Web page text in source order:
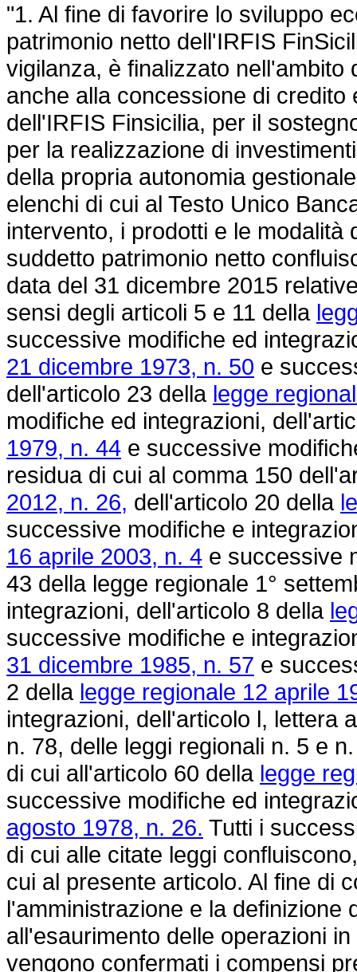
"1. Al fine di favorire lo sviluppo
patrimonio netto dell'IRFIS
vigilanza, è finalizzato
anche alla concessione di
dell'IRFIS Finsicilia, per il
per la realizzazione di
della propria autonomia
elenchi di cui al Testo Unico
intervento, i prodotti e le
suddetto patrimonio netto
data del 31 dicembre 2015
sensi degli articoli 5 e 11 della
successive modifiche ed
21 dicembre 1973, n. 50 e
dell'articolo 23 della legge
modifiche ed integrazioni,
1979, n. 44 e successive
residua di cui al comma 150
2012, n. 26, dell'articolo 20 della
successive modifiche e
16 aprile 2003, n. 4 e successive
43 della legge regionale 1°
integrazioni, dell'articolo 8 della
successive modifiche e
31 dicembre 1985, n. 57 e
2 della legge regionale 12 aprile
integrazioni, dell'articolo l, lettera
n. 78, delle leggi regionali n. 5 e
di cui all'articolo 60 della legge
successive modifiche ed
agosto 1978, n. 26. Tutti i
di cui alle citate leggi
cui al presente articolo. Al fine di
l'amministrazione e la definizione
all'esaurimento delle operazioni
vengono confermati i compensi